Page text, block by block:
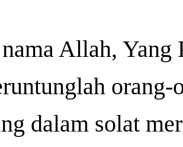
Allah, Yang
orang-
dalam solat